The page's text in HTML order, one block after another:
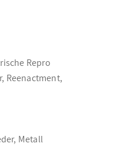
Repro
Reenactment,
Metall